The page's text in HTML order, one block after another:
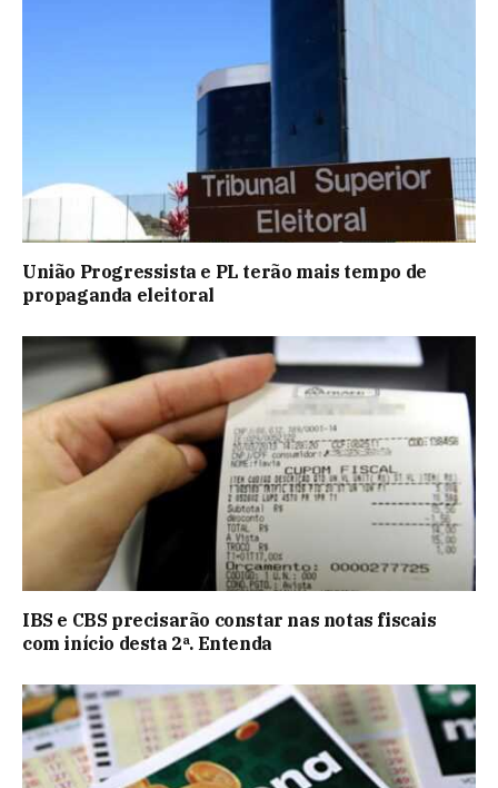
União Progressista e PL terão mais tempo de
propaganda eleitoral
IBS e CBS precisarão constar nas notas fiscais
com início desta 2ª. Entenda